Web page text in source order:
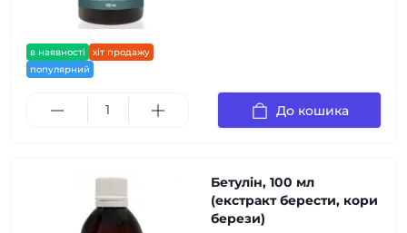
в наявності
хіт продажу
популярний
До кошика
Бетулін, 100 мл
(екстракт берести, кори
берези)